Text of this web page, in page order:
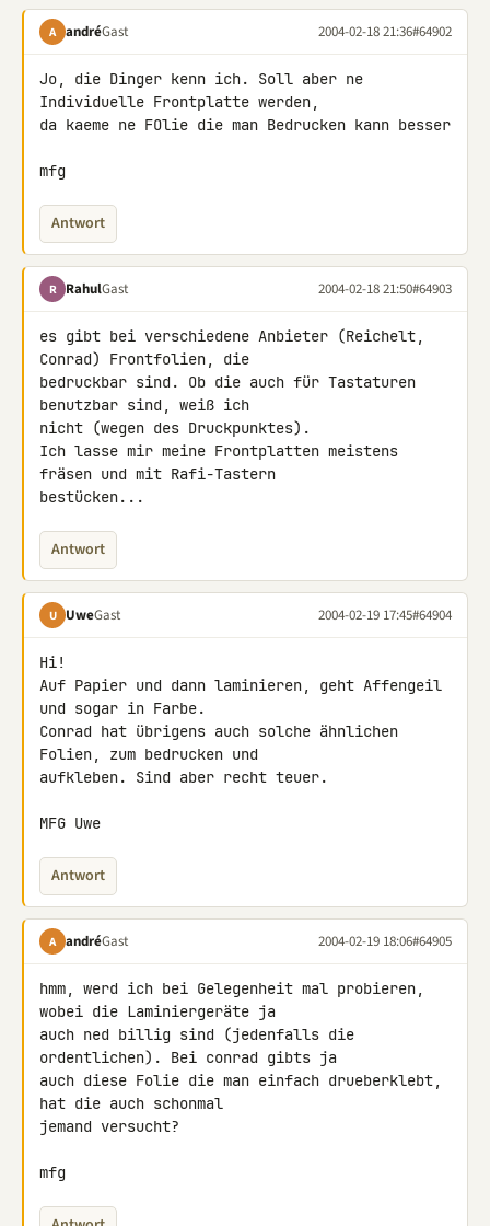
A andréGast 2004-02-18 21:36#64902
Jo, die Dinger kenn ich. Soll aber ne
Individuelle Frontplatte werden,
da kaeme ne FOlie die man Bedrucken kann besser
mfg
Antwort
R RahulGast 2004-02-18 21:50#64903
es gibt bei verschiedene Anbieter (Reichelt,
Conrad) Frontfolien, die
bedruckbar sind. Ob die auch für Tastaturen
benutzbar sind, weiß ich
nicht (wegen des Druckpunktes).
Ich lasse mir meine Frontplatten meistens
fräsen und mit Rafi-Tastern
bestücken...
Antwort
U UweGast 2004-02-19 17:45#64904
Hi!
Auf Papier und dann laminieren, geht Affengeil
und sogar in Farbe.
Conrad hat übrigens auch solche ähnlichen
Folien, zum bedrucken und
aufkleben. Sind aber recht teuer.
MFG Uwe
Antwort
A andréGast 2004-02-19 18:06#64905
hmm, werd ich bei Gelegenheit mal probieren,
wobei die Laminiergeräte ja
auch ned billig sind (jedenfalls die
ordentlichen). Bei conrad gibts ja
auch diese Folie die man einfach drueberklebt,
hat die auch schonmal
jemand versucht?
mfg